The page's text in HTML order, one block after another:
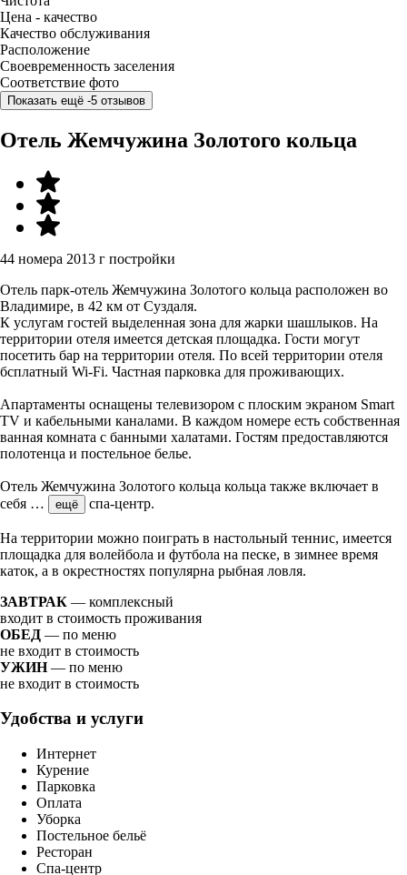
Цена - качество
Качество обслуживания
Расположение
Своевременность заселения
Соответствие фото
Показать ещё -5 отзывов
Отель Жемчужина Золотого кольца
44 номера 2013 г постройки
Отель парк-отель Жемчужина Золотого кольца расположен во
Владимире, в 42 км от Суздаля.
К услугам гостей выделенная зона для жарки шашлыков. На
территории отеля имеется детская площадка. Гости могут
посетить бар на территории отеля. По всей территории отеля
бсплатный Wi-Fi. Частная парковка для проживающих.
Апартаменты оснащены телевизором с плоским экраном Smart
TV и кабельными каналами. В каждом номере есть собственная
ванная комната с банными халатами. Гостям предоставляются
полотенца и постельное белье.
Отель Жемчужина Золотого кольца кольца также включает в
себя … ещё спа-центр.
На территории можно поиграть в настольный теннис, имеется
площадка для волейбола и футбола на песке, в зимнее время
каток, а в окрестностях популярна рыбная ловля.
ЗАВТРАК — комплексный
входит в стоимость проживания
ОБЕД — по меню
не входит в стоимость
УЖИН— по меню
не входит в стоимость
Удобства и услуги
Интернет
Курение
Парковка
Оплата
Уборка
Постельное бельё
Ресторан
Спа-центр